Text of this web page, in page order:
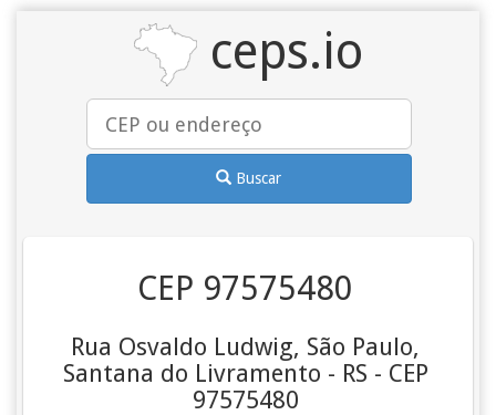
ceps.io
Buscar
CEP 97575480
Rua Osvaldo Ludwig, São Paulo,
Santana do Livramento - RS - CEP
97575480